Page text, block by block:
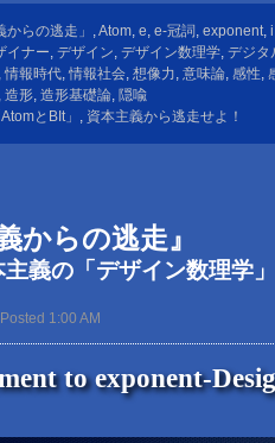
からの逃走」 ,Atom, e, e-冠詞, exponent, i
イナー, デザイン, デザイン数理学, デジタ
,情報時代,情報社会, 想像力, 意味論, 感性,
, 造形, 造形基礎論, 隠喩
とBIt」 , 資本主義から逃走せよ！
からの逃走』
義の「デザイン数理学
Posted 1:00 AM
to exponent-